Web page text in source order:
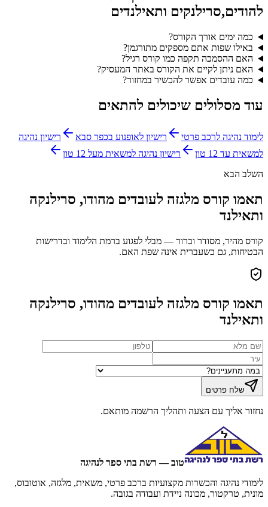
להודים,סרילנקים ותאילנדים
כמה ימים אורך הקורס?
באילו שפות אתם מספקים מתורגמן?
האם ההסמכה תקפה כמו קורס רגיל?
האם ניתן לקיים את הקורס באתר המעסיק?
כמה עובדים אפשר להכשיר במחזור?
עוד מסלולים שיכולים להתאים
לימוד נהיגה לרכב פרטי רישיון לאופנוע בכפר סבא
רישיון נהיגה
למשאית עד 12 טון
רישיון נהיגה למשאית מעל 12 טון
השלב הבא
תאמו קורס מלגזה לעובדים מהודו, סרילנקה
ותאילנד
קורס מהיר, מסודר וברור — מבלי לפגוע ברמת הלימוד ובדרישות
הבטיחות, גם כשעברית אינה שפת האם.
תאמו קורס מלגזה לעובדים מהודו, סרילנקה
ותאילנד
שלח פרטים
נחזור אליך עם הצעה ותהליך הרשמה מותאם.
טוב — רשת בתי ספר לנהיגה
לימודי נהיגה והכשרות מקצועיות ברכב פרטי, משאית, מלגזה, אוטובוס,
מונית, טרקטור, מכונה ניידת ועבודה בגובה.